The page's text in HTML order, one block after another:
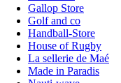
Gallop Store
Golf and co
Handball-Store
House of Rugby
La sellerie de Maé
Made in Paradis